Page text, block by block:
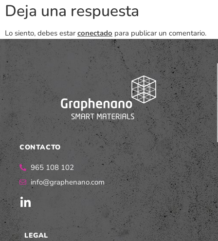
Deja una respuesta
Lo siento, debes estar conectado para publicar un comentario.
CONTACTO
965 108 102
info@graphenano.com
LEGAL